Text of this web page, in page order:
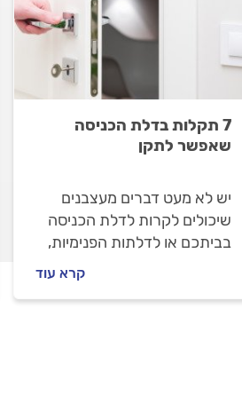
7 תקלות בדלת הכניסה
שאפשר לתקן
יש לא מעט דברים מעצבנים
שיכולים לקרות לדלת הכניסה
בביתכם או לדלתות הפנימיות,
קרא עוד